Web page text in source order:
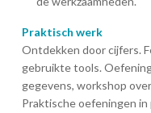
Praktisch werk
Ontdekken door cijfers.
gebruikte tools.
gegevens, workshop
Praktische oefeningen